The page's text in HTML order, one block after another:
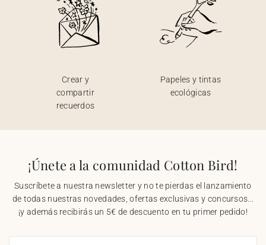
Crear y
compartir
recuerdos
Papeles y tintas
ecológicas
¡Únete a la comunidad Cotton Bird!
Suscríbete a nuestra newsletter y no te pierdas el lanzamiento
de todas nuestras novedades, ofertas exclusivas y concursos...
¡y además recibirás un 5€ de descuento en tu primer pedido!